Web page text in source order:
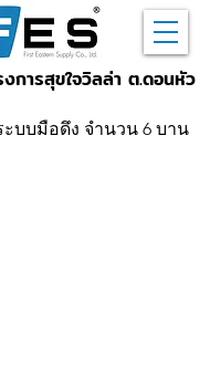
การสุขใจวิลล่า ต.ดอนหัว
บบมือดึง จำนวน 6 บาน